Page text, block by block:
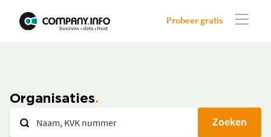
Probeer gratis
Organisaties
Zoeken